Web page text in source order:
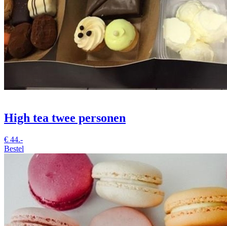
High tea twee personen
€ 44.-
Bestel